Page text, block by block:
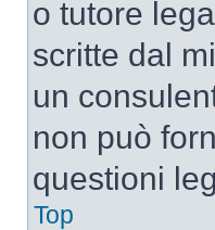
o tutore
scritte dal
un
non può
questioni
Top